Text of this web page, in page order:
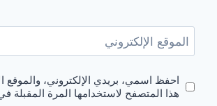
الموقع الإلكتروني
احفظ اسمي، بريدي الإلكتروني، والموقع
هذا المتصفح لاستخدامها المرة المقبلة